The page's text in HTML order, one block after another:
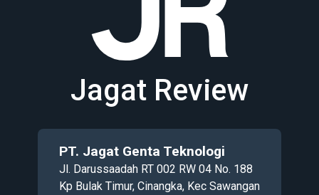
Jagat Review
PT. Jagat Genta Teknologi
Jl. Darussaadah RT 002 RW 04 No. 188
Kp Bulak Timur, Cinangka, Kec Sawangan